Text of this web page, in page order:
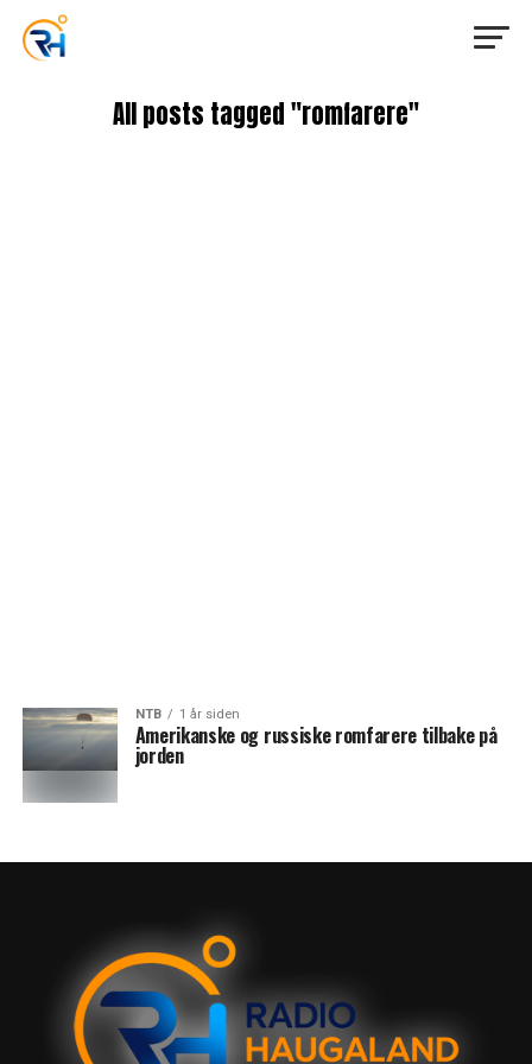
All posts tagged "romfarere"
NTB 1 år siden
Amerikanske og russiske romfarere tilbake på
jorden